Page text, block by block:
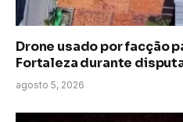
Drone usado por facção
Fortaleza durante
agosto 5, 2026